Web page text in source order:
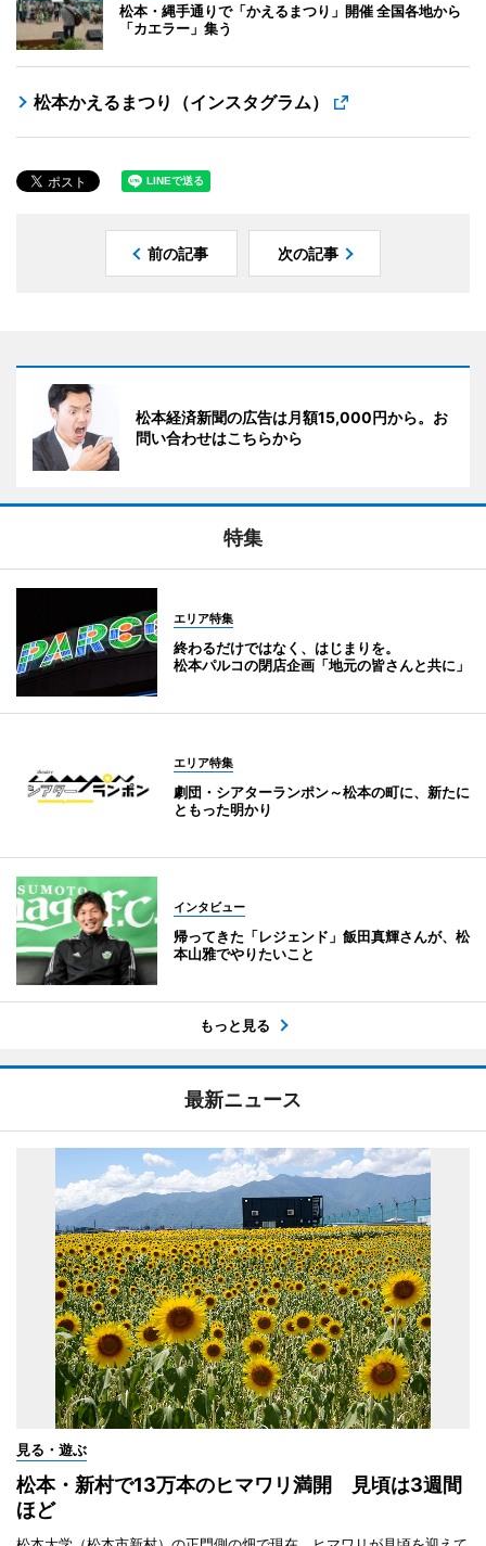
松本・縄手通りで「かえるまつり」開催 全国各地から
「カエラー」集う
松本かえるまつり（インスタグラム）
前の記事 次の記事
松本経済新聞の広告は月額15,000円から。お
問い合わせはこちらから
特集
エリア特集
終わるだけではなく、はじまりを。
松本パルコの閉店企画「地元の皆さんと共に」
エリア特集
劇団・シアターランポン～松本の町に、新たに
ともった明かり
インタビュー
帰ってきた「レジェンド」飯田真輝さんが、松
本山雅でやりたいこと
もっと見る
最新ニュース
見る・遊ぶ
松本・新村で13万本のヒマワリ満開 見頃は3週間
ほど